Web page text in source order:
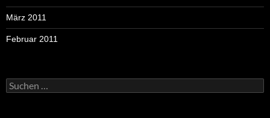
März 2011
Februar 2011
Suchen
nach: